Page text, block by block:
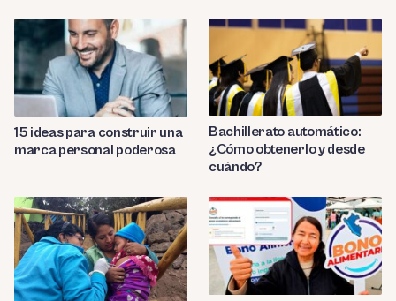
15 ideas para construir una
marca personal poderosa
Bachillerato automático:
¿Cómo obtenerlo y desde
cuándo?